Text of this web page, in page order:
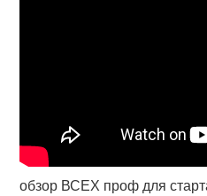
обзор ВСЕХ проф для